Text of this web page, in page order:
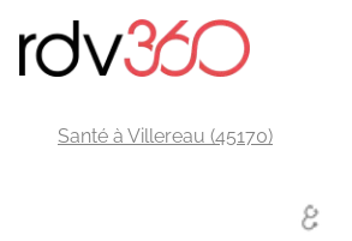
Santé à Villereau (45170)